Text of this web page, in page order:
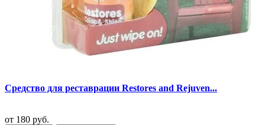
Средство для реставрации Restores and Rejuven...
от 180 руб.